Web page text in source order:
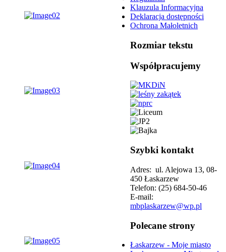
Klauzula Informacyjna
Deklaracja dostępności
Ochrona Małoletnich
Rozmiar tekstu
Współpracujemy
Szybki kontakt
Adres: ul. Alejowa 13, 08-
450 Łaskarzew
Telefon: (25) 684-50-46
E-mail:
mbplaskarzew@wp.pl
Polecane strony
Łaskarzew - Moje miasto